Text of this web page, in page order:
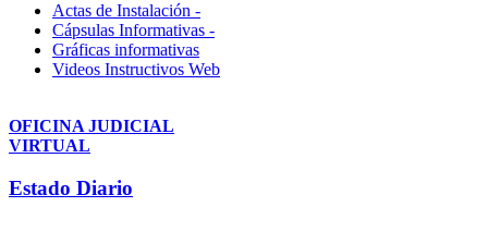
Actas de Instalación -
Cápsulas Informativas -
Gráficas informativas
Videos Instructivos Web
OFICINA JUDICIAL
VIRTUAL
Estado Diario